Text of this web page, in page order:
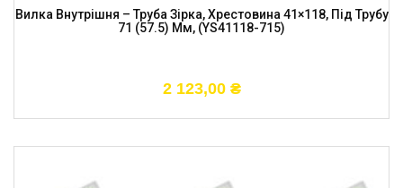
Вилка Внутрішня – Труба Зірка, Хрестовина 41×118, Під Трубу
71 (57.5) Мм, (YS41118-715)
2 123,00 ₴